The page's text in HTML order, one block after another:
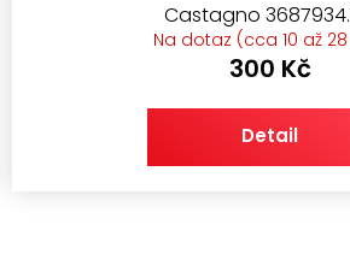
Castagno
Na dotaz (cca 10 až
300 Kč
Detail